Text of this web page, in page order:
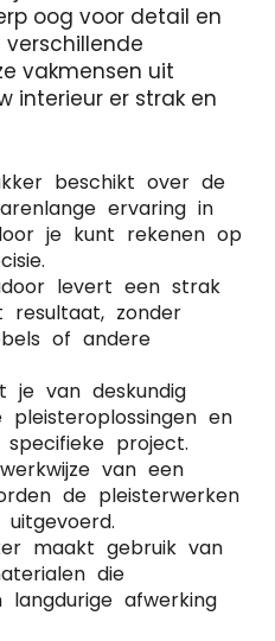
oog voor detail en
vakmensen uit
interieur er strak en
beschikt over de
ervaring in
je kunt rekenen op
levert een strak
zonder
of andere
je van deskundig
en
project.
van een
de pleisterwerken
maakt gebruik van
die
langdurige afwerking